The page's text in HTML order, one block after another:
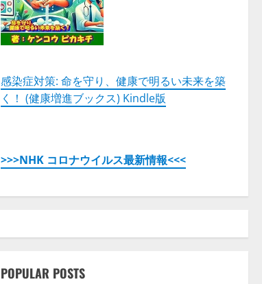
感染症対策: 命を守り、健康で明るい未来を築
く！ (健康増進ブックス) Kindle版
>>>NHK コロナウイルス最新情報<<<
POPULAR POSTS